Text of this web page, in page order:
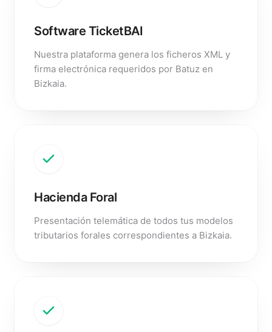
Software TicketBAI
Nuestra plataforma genera los ficheros XML y
firma electrónica requeridos por Batuz en
Bizkaia.
Hacienda Foral
Presentación telemática de todos tus modelos
tributarios forales correspondientes a Bizkaia.